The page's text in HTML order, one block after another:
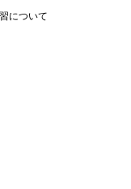
について